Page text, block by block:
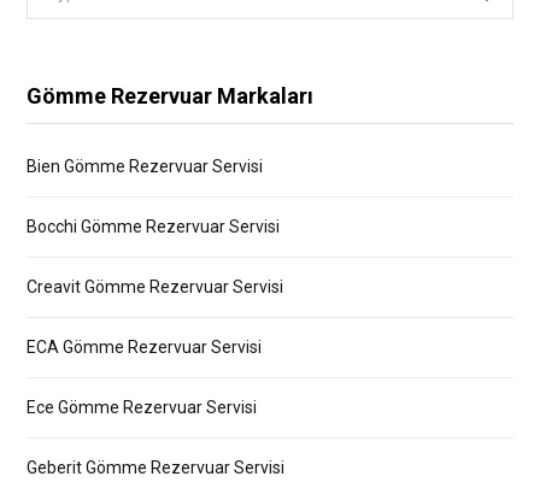
Gömme Rezervuar Markaları
Bien Gömme Rezervuar Servisi
Bocchi Gömme Rezervuar Servisi
Creavit Gömme Rezervuar Servisi
ECA Gömme Rezervuar Servisi
Ece Gömme Rezervuar Servisi
Geberit Gömme Rezervuar Servisi